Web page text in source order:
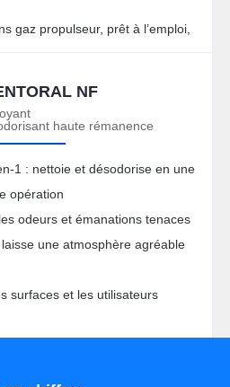
gaz propulseur, prêt à l’emploi,
NF
haute rémanence
1 : nettoie et désodorise en une
opération
odeurs et émanations tenaces
une atmosphère agréable
surfaces et les utilisateurs